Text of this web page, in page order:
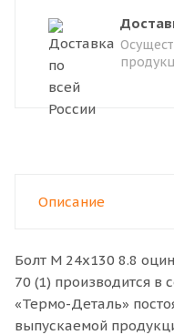
Описание
Болт M 24x130 8.8
70 (1) производится в
«Термо-Деталь»
выпускаемой